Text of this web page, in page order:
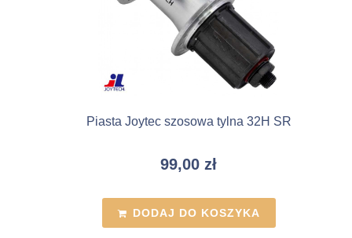
Piasta Joytec szosowa tylna 32H SR
99,00 zł
DODAJ DO KOSZYKA